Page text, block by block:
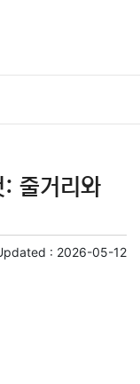
: 줄거리와
: 2026-05-12